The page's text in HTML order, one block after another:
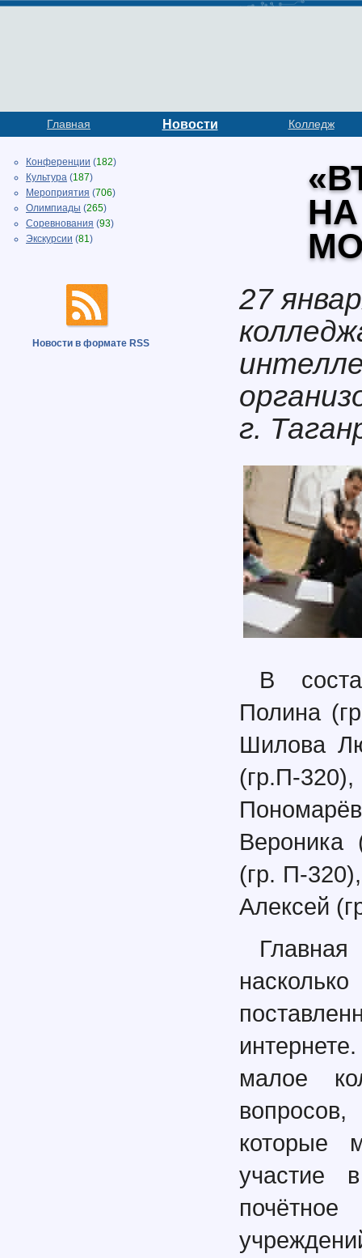
Главная Новости Колледж
Конференции (182)
Культура (187)
Мероприятия (706)
Олимпиады (265)
Соревнования (93)
Экскурсии (81)
Новости в формате RSS
27
г.
В
Полина
Шилова
(гр.П-
Вероника
(гр. П-
Алексей
малое
которые
участие